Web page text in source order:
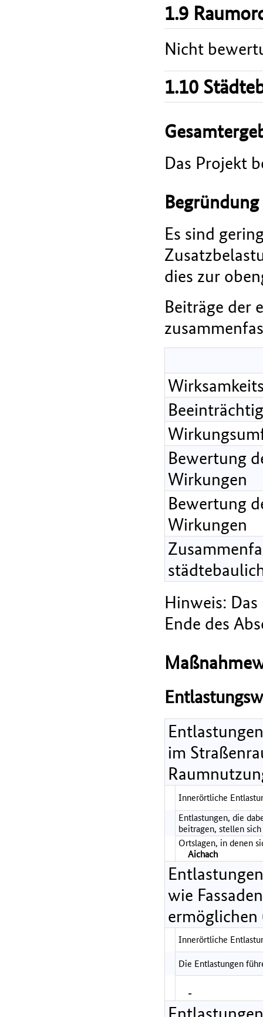
1.9
Nicht
1.10
Das Projekt
Begründung
Es sind
dies zur
Beiträge der
Bewertung
Wirkungen
Bewertung
Wirkungen
Hinweis:
Ende des
im
Innerörtliche
Entlastungen, die
beitragen, stellen
Ortslagen, in denen
Aichach
wie
ermöglichen
Innerörtliche
Die Entlastungen
-